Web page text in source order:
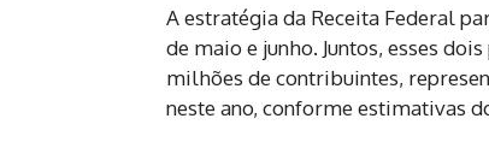
A estratégia da Receita Federal
de maio e junho. Juntos, esses
milhões de contribuintes,
neste ano, conforme estimativas